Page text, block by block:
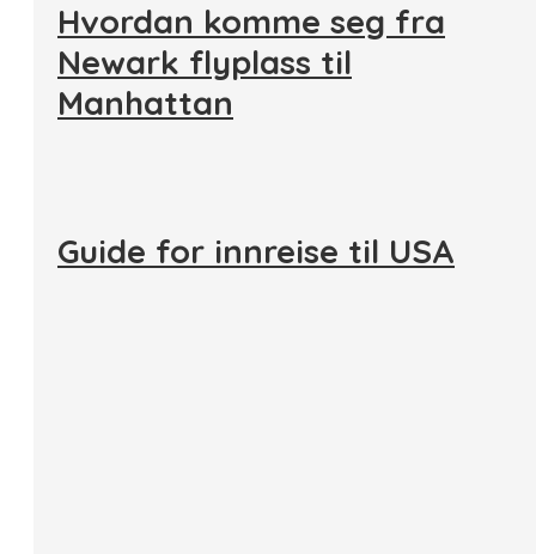
Hvordan komme seg fra
Newark flyplass til
Manhattan
Guide for innreise til USA